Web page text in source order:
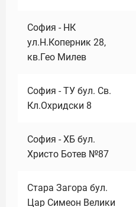
София - НК
ул.Н.Коперник 28,
кв.Гео Милев
София - ТУ бул. Св.
Кл.Охридски 8
София - ХБ бул.
Христо Ботев №87
Стара Загора бул.
Цар Симеон Велики